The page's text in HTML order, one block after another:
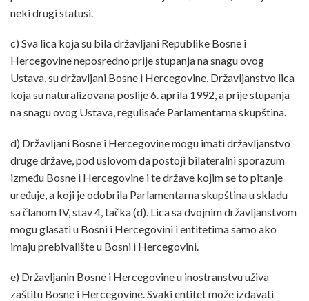
neki drugi statusi.
c) Sva lica koja su bila državljani Republike Bosne i
Hercegovine neposredno prije stupanja na snagu ovog
Ustava, su državljani Bosne i Hercegovine. Državljanstvo lica
koja su naturalizovana poslije 6. aprila 1992, a prije stupanja
na snagu ovog Ustava, regulisaće Parlamentarna skupština.
d) Državljani Bosne i Hercegovine mogu imati državljanstvo
druge države, pod uslovom da postoji bilateralni sporazum
između Bosne i Hercegovine i te države kojim se to pitanje
uređuje, a koji je odobrila Parlamentarna skupština u skladu
sa članom IV, stav 4, tačka (d). Lica sa dvojnim državljanstvom
mogu glasati u Bosni i Hercegovini i entitetima samo ako
imaju prebivalište u Bosni i Hercegovini.
e) Državljanin Bosne i Hercegovine u inostranstvu uživa
zaštitu Bosne i Hercegovine. Svaki entitet može izdavati